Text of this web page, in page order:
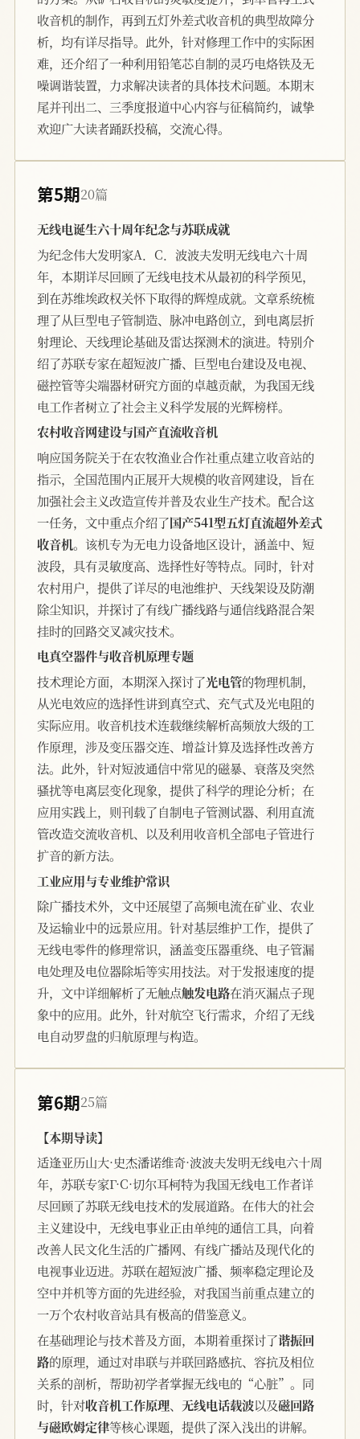
收音机的制作，再到五灯外差式收音机的典型故障分
析，均有详尽指导。此外，针对修理工作中的实际困
难，还介绍了一种利用铅笔芯自制的灵巧电烙铁及无
噪调谐装置，力求解决读者的具体技术问题。本期末
尾并刊出二、三季度报道中心内容与征稿简约，诚挚
欢迎广大读者踊跃投稿，交流心得。
第5期20篇
无线电诞生六十周年纪念与苏联成就
为纪念伟大发明家A．C．波波夫发明无线电六十周
年，本期详尽回顾了无线电技术从最初的科学预见，
到在苏维埃政权关怀下取得的辉煌成就。文章系统梳
理了从巨型电子管制造、脉冲电路创立，到电离层折
射理论、天线理论基础及雷达探测术的演进。特别介
绍了苏联专家在超短波广播、巨型电台建设及电视、
磁控管等尖端器材研究方面的卓越贡献，为我国无线
电工作者树立了社会主义科学发展的光辉榜样。
农村收音网建设与国产直流收音机
响应国务院关于在农牧渔业合作社重点建立收音站的
指示，全国范围内正展开大规模的收音网建设，旨在
加强社会主义改造宣传并普及农业生产技术。配合这
一任务，文中重点介绍了国产541型五灯直流超外差式
收音机。该机专为无电力设备地区设计，涵盖中、短
波段，具有灵敏度高、选择性好等特点。同时，针对
农村用户，提供了详尽的电池维护、天线架设及防潮
除尘知识，并探讨了有线广播线路与通信线路混合架
挂时的回路交叉减灾技术。
电真空器件与收音机原理专题
技术理论方面，本期深入探讨了光电管的物理机制，
从光电效应的选择性讲到真空式、充气式及光电阻的
实际应用。收音机技术连载继续解析高频放大级的工
作原理，涉及变压器交连、增益计算及选择性改善方
法。此外，针对短波通信中常见的磁暴、衰落及突然
骚扰等电离层变化现象，提供了科学的理论分析；在
应用实践上，则刊载了自制电子管测试器、利用直流
管改造交流收音机、以及利用收音机全部电子管进行
扩音的新方法。
工业应用与专业维护常识
除广播技术外，文中还展望了高频电流在矿业、农业
及运输业中的远景应用。针对基层维护工作，提供了
无线电零件的修理常识，涵盖变压器重绕、电子管漏
电处理及电位器除垢等实用技法。对于发报速度的提
升，文中详细解析了无触点触发电路在消灭漏点子现
象中的应用。此外，针对航空飞行需求，介绍了无线
电自动罗盘的归航原理与构造。
第6期25篇
【本期导读】
适逢亚历山大·史杰潘诺维奇·波波夫发明无线电六十周
年，苏联专家Γ·C·切尔耳柯特为我国无线电工作者详
尽回顾了苏联无线电技术的发展道路。在伟大的社会
主义建设中，无线电事业正由单纯的通信工具，向着
改善人民文化生活的广播网、有线广播站及现代化的
电视事业迈进。苏联在超短波广播、频率稳定理论及
空中并机等方面的先进经验，对我国当前重点建立的
一万个农村收音站具有极高的借鉴意义。
在基础理论与技术普及方面，本期着重探讨了谐振回
路的原理，通过对串联与并联回路感抗、容抗及相位
关系的剖析，帮助初学者掌握无线电的“心脏”。同
时，针对收音机工作原理、 无线电话载波以及磁回路
与磁欧姆定律等核心课题，提供了深入浅出的讲解。